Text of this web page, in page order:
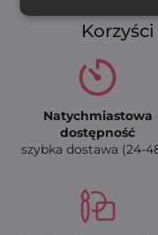
Natychmiastowa
dostępność
szybka dostawa (24-